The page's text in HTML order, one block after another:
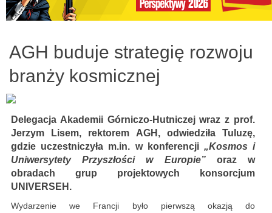
AGH buduje strategię rozwoju
branży kosmicznej
Delegacja Akademii Górniczo-Hutniczej wraz z prof.
Jerzym Lisem, rektorem AGH, odwiedziła Tuluzę,
gdzie uczestniczyła m.in. w konferencji „Kosmos i
Uniwersytety Przyszłości w Europie”oraz w
obradach grup projektowych konsorcjum
UNIVERSEH.
Wydarzenie we Francji było pierwszą okazją do